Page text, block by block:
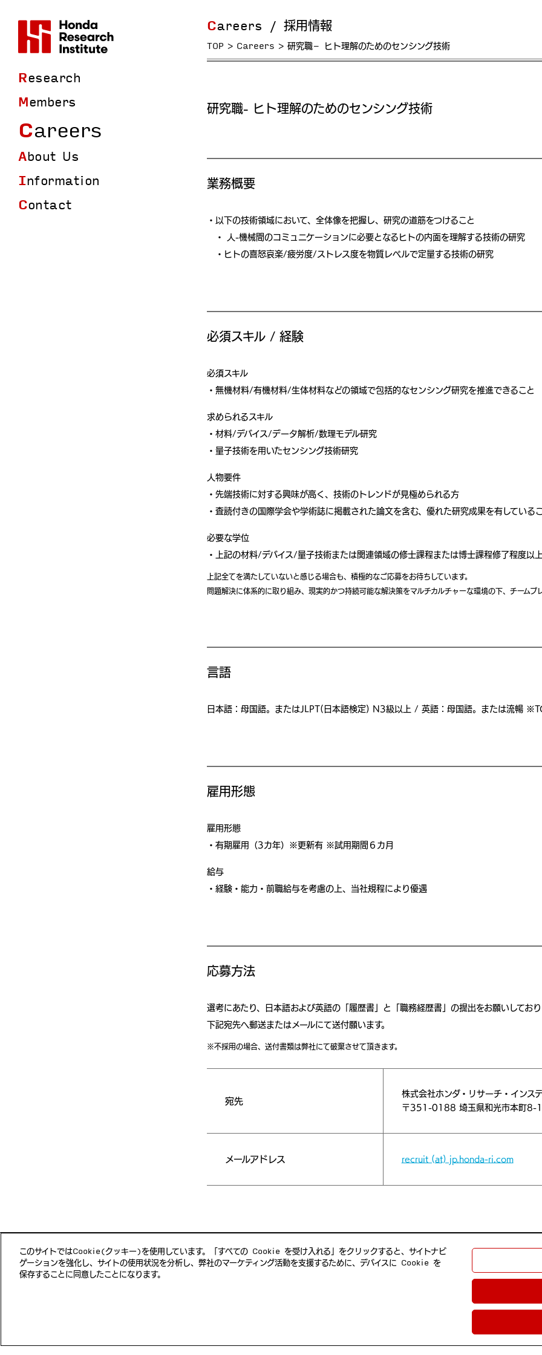
Research
Members
Careers
About Us
Information
Contact
Careers / 採用情報
TOP Careers 研究職- ヒト理解のためのセンシング技術
研究職- ヒト理解のためのセンシング技術
業務概要
以下の技術領域において、全体像を把握し、研究の道筋をつけること
人-機械間のコミュニケーションに必要となるヒトの内面を理解する技術の研究
ヒトの喜怒哀楽/疲労度/ストレス度を物質レベルで定量する技術の研究
必須スキル / 経験
必須スキル
無機材料/有機材料/生体材料などの領域で包括的なセンシング研究を推進できること
求められるスキル
材料/デバイス/データ解析/数理モデル研究
量子技術を用いたセンシング技術研究
人物要件
先端技術に対する興味が高く、技術のトレンドが見極められる方
査読付きの国際学会や学術誌に掲載された論文を含む、優れた研究成果を有している
必要な学位
上記の材料/デバイス/量子技術または関連領域の修士課程または博士課程修了程度以
上記全てを満たしていないと感じる場合も、積極的なご応募をお待ちしています。
問題解決に体系的に取り組み、現実的かつ持続可能な解決策をマルチカルチャーな環境の下、チームプ
言語
⽇本語：⺟国語。またはJLPT(⽇本語検定) N3級以上 / 英語：母国語。または流暢
雇用形態
雇用形態
有期雇⽤（3カ年）※更新有 ※試⽤期間６カ⽉
給与
経験・能⼒・前職給与を考慮の上、当社規程により優遇
応募方法
選考にあたり、日本語および英語の「履歴書」と「職務経歴書」の提出をお願いしており
下記宛先へ郵送またはメールにて送付願います。
※不採⽤の場合、送付書類は弊社にて破棄させて頂きます。
宛先
株式会社ホンダ・リサーチ・インス
〒351-0188 埼⽟県和光市本町8-1
メールアドレス recruit (at) jp.honda-ri.com
このサイトではCookie(クッキー)を使用しています。「すべての Cookie を受け入れる」をクリックすると、サイトナビ
ゲーションを強化し、サイトの使用状況を分析し、弊社のマーケティング活動を支援するために、デバイスに Cookie を
保存することに同意したことになります。